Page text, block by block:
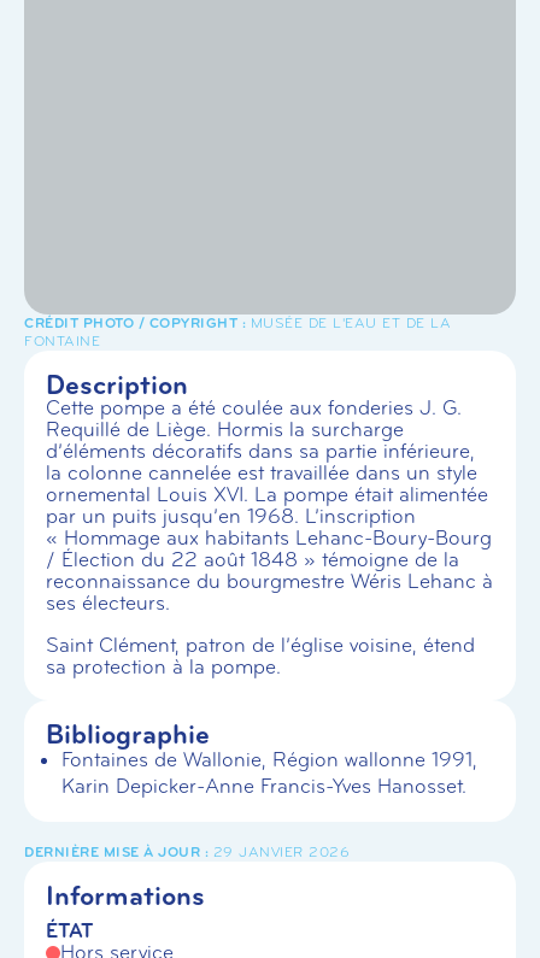
MUSÉE DE L'EAU ET DE LA
FONTAINE
Description
Cette pompe a été coulée aux fonderies J. G.
Requillé de Liège. Hormis la surcharge
d’éléments décoratifs dans sa partie inférieure,
la colonne cannelée est travaillée dans un style
ornemental Louis XVI. La pompe était alimentée
par un puits jusqu’en 1968. L’inscription
« Hommage aux habitants Lehanc-Boury-Bourg
/ Élection du 22 août 1848 » témoigne de la
reconnaissance du bourgmestre Wéris Lehanc à
ses électeurs.
Saint Clément, patron de l’église voisine, étend
sa protection à la pompe.
Bibliographie
Fontaines de Wallonie, Région wallonne 1991,
Karin Depicker-Anne Francis-Yves Hanosset.
29 JANVIER 2026
Informations
ÉTAT
Hors service